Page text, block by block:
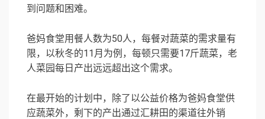
到问题和困难。
爸妈食堂用餐人数为50人，每餐对蔬菜的需求量有
限，以秋冬的11月为例，每顿只需要17斤蔬菜，老
人菜园每日产出远远超出这个需求。
在最开始的计划中，除了以公益价格为爸妈食堂供
应蔬菜外，剩下的产出通过汇耕田的渠道往外销